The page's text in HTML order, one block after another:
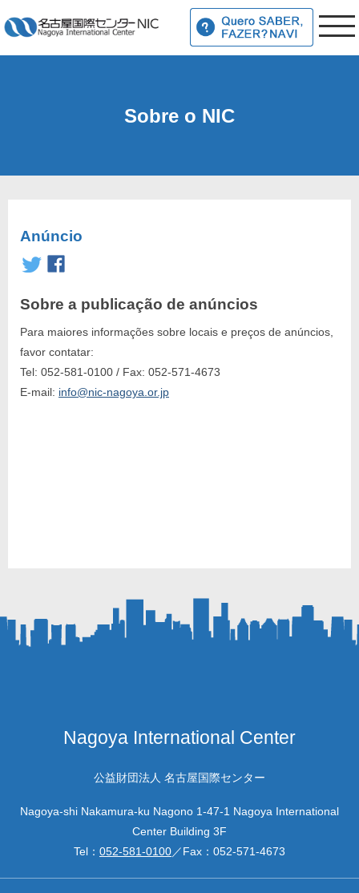
Sobre o NIC
Anúncio
Sobre a publicação de anúncios
Para maiores informações sobre locais e preços de anúncios,
favor contatar:
Tel: 052-581-0100 / Fax: 052-571-4673
E-mail: info@nic-nagoya.or.jp
Nagoya International Center
公益財団法人 名古屋国際センター
Nagoya-shi Nakamura-ku Nagono 1-47-1 Nagoya International
Center Building 3F
Tel： 052-581-0100／Fax： 052-571-4673